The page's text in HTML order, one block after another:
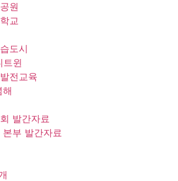
원
교
도시
트윈
전교육
해
발간자료
본부 발간자료